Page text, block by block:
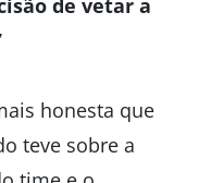
de vetar a
honesta que
teve sobre a